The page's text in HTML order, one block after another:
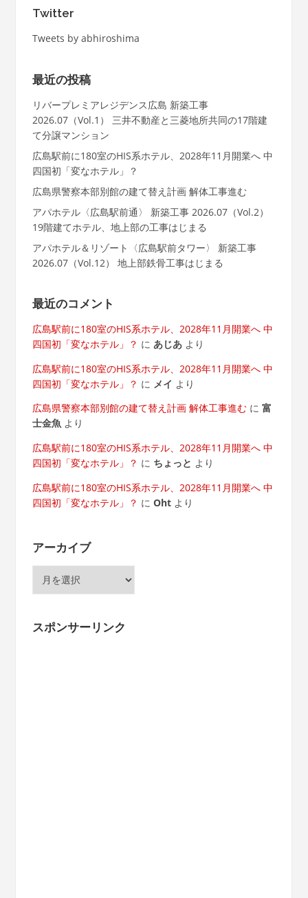
Twitter
Tweets by abhiroshima
最近の投稿
リバープレミアレジデンス広島 新築工事
2026.07（Vol.1） 三井不動産と三菱地所共同の17階建
て分譲マンション
広島駅前に180室のHIS系ホテル、2028年11月開業へ 中
四国初「変なホテル」？
広島県警察本部別館の建て替え計画 解体工事進む
アパホテル〈広島駅前通〉 新築工事 2026.07（Vol.2）
19階建てホテル、地上部の工事はじまる
アパホテル＆リゾート〈広島駅前タワー〉 新築工事
2026.07（Vol.12） 地上部鉄骨工事はじまる
最近のコメント
広島駅前に180室のHIS系ホテル、2028年11月開業へ 中
四国初「変なホテル」？ に あじあより
広島駅前に180室のHIS系ホテル、2028年11月開業へ 中
四国初「変なホテル」？ に メイ より
広島県警察本部別館の建て替え計画 解体工事進むに 富
士金魚より
広島駅前に180室のHIS系ホテル、2028年11月開業へ 中
四国初「変なホテル」？ に ちょっと より
広島駅前に180室のHIS系ホテル、2028年11月開業へ 中
四国初「変なホテル」？ に Ohtより
アーカイブ
ブ
スポンサーリンク